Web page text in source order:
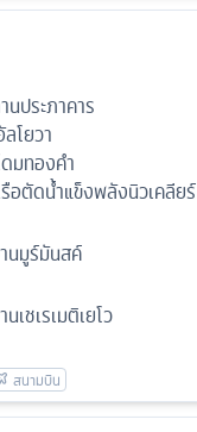
ประภาคาร
โยวา
มทองคำ
ตัดน้ำแข็งพลังนิวเคลียร์
นมูร์มันสค์
เชเรเมติเยโว